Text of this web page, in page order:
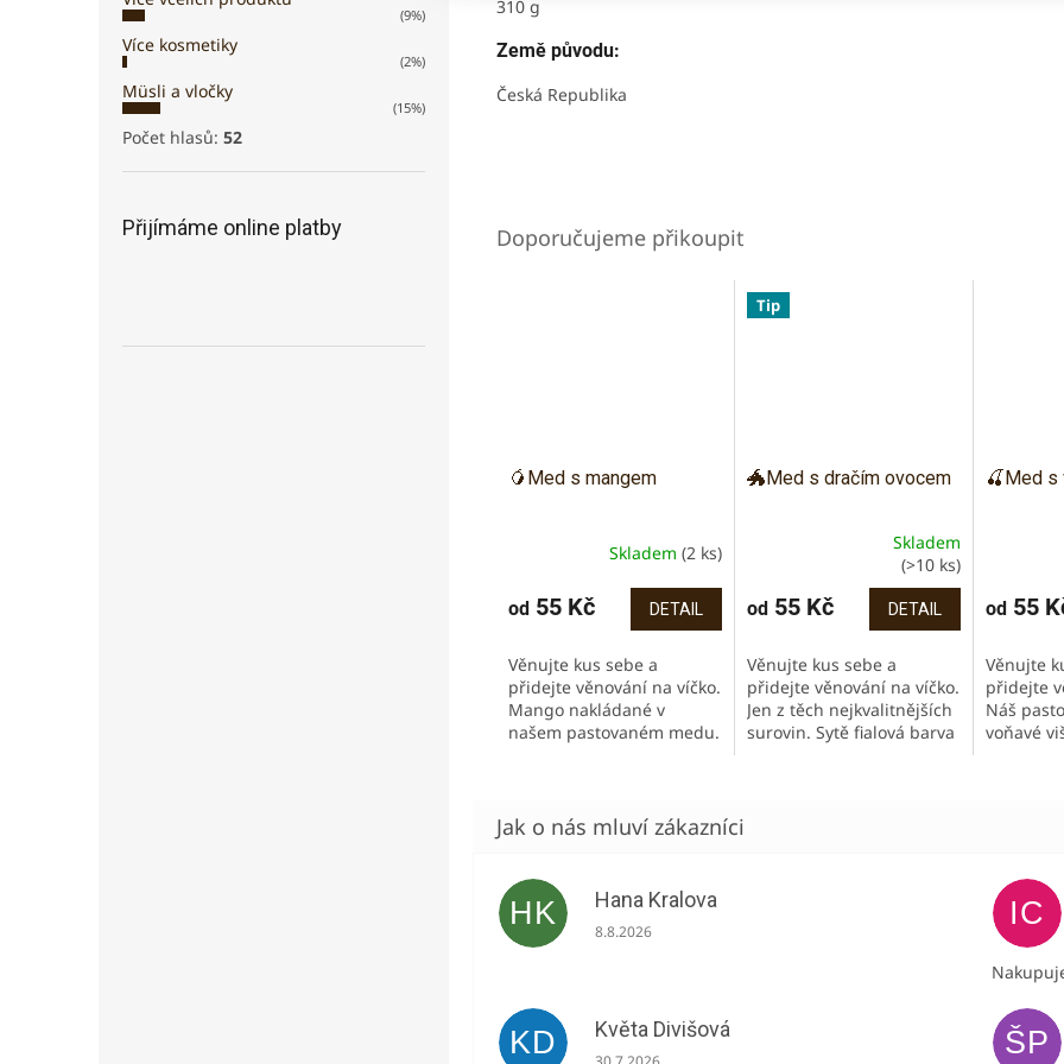
(9%)
Více kosmetiky
(2%)
Müsli a vločky
(15%)
Počet hlasů: 52
Přijímáme online platby
310 g
Země původu:
Česká Republika
🥭Med s mangem
Skladem (2 ks)
od 55 Kč DETAIL
Věnujte kus sebe a
přidejte věnování na víčko.
Mango nakládané v
našem pastovaném medu.
kaše, mlsejte...
Tip
🐲Med s dračím ovocem
produktu
z
5
hvězdiček.
Skladem
(>10 ks)
od55 Kč DETAIL
Věnujte kus sebe a
přidejte věnování na víčko.
Jen z těch nejkvalitnějších
surovin. Sytě fialová barva
🍒Med s
od55
Věnujte
přidejte
Náš
voňavé
HK Hana Kralova
Hodnocení obchodu je 5 z 5 hvězdiček.
8.8.2026
IC
KD Květa Divišová
Hodnocení obchodu je 5 z 5 hvězdiček. ŠP